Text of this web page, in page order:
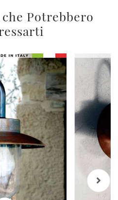
Potrebbero